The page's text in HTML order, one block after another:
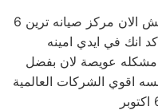
لو عندك غساله وفيها مشكله متقلقيش الان مركز صيانه ترين 6
انك في ايدي امينه
مشكله عويصة لان بفضل
اقوي الشركات العالمية